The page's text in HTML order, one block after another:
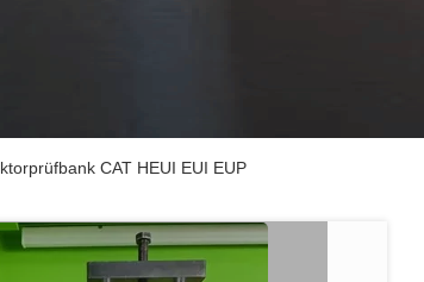
CAT HEUI EUI EUP